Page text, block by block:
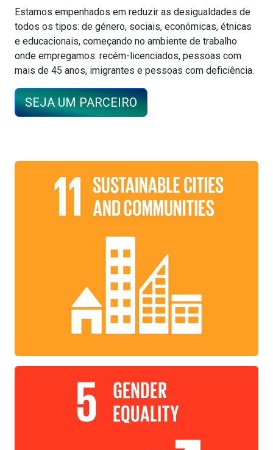
Estamos empenhados em reduzir as desigualdades de
todos os tipos: de género, sociais, económicas, étnicas
e educacionais, começando no ambiente de trabalho
onde empregamos: recém-licenciados, pessoas com
mais de 45 anos, imigrantes e pessoas com deficiência.
SEJA UM PARCEIRO